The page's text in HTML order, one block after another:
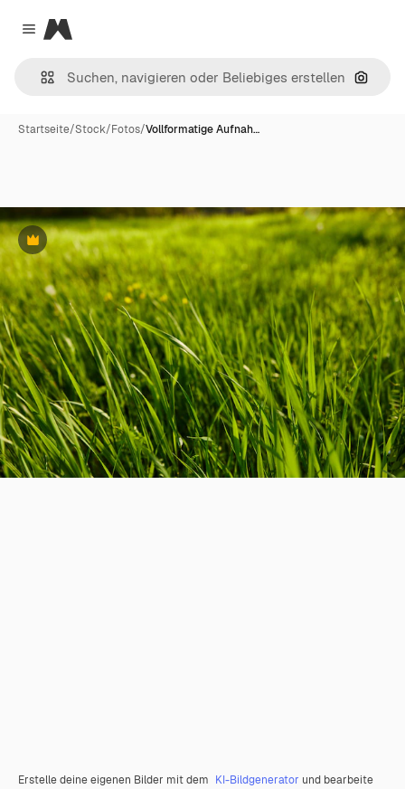
Close menu
Magnific
Nach
Startseite/Stock/Fotos/Vollformatige Aufnah…
Premium
Erstelle deine eigenen Bilder mit dem KI-Bildgenerator und bearbeite